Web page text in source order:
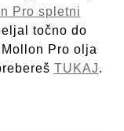
Pro spletni
točno do
Pro olja
TUKAJ.